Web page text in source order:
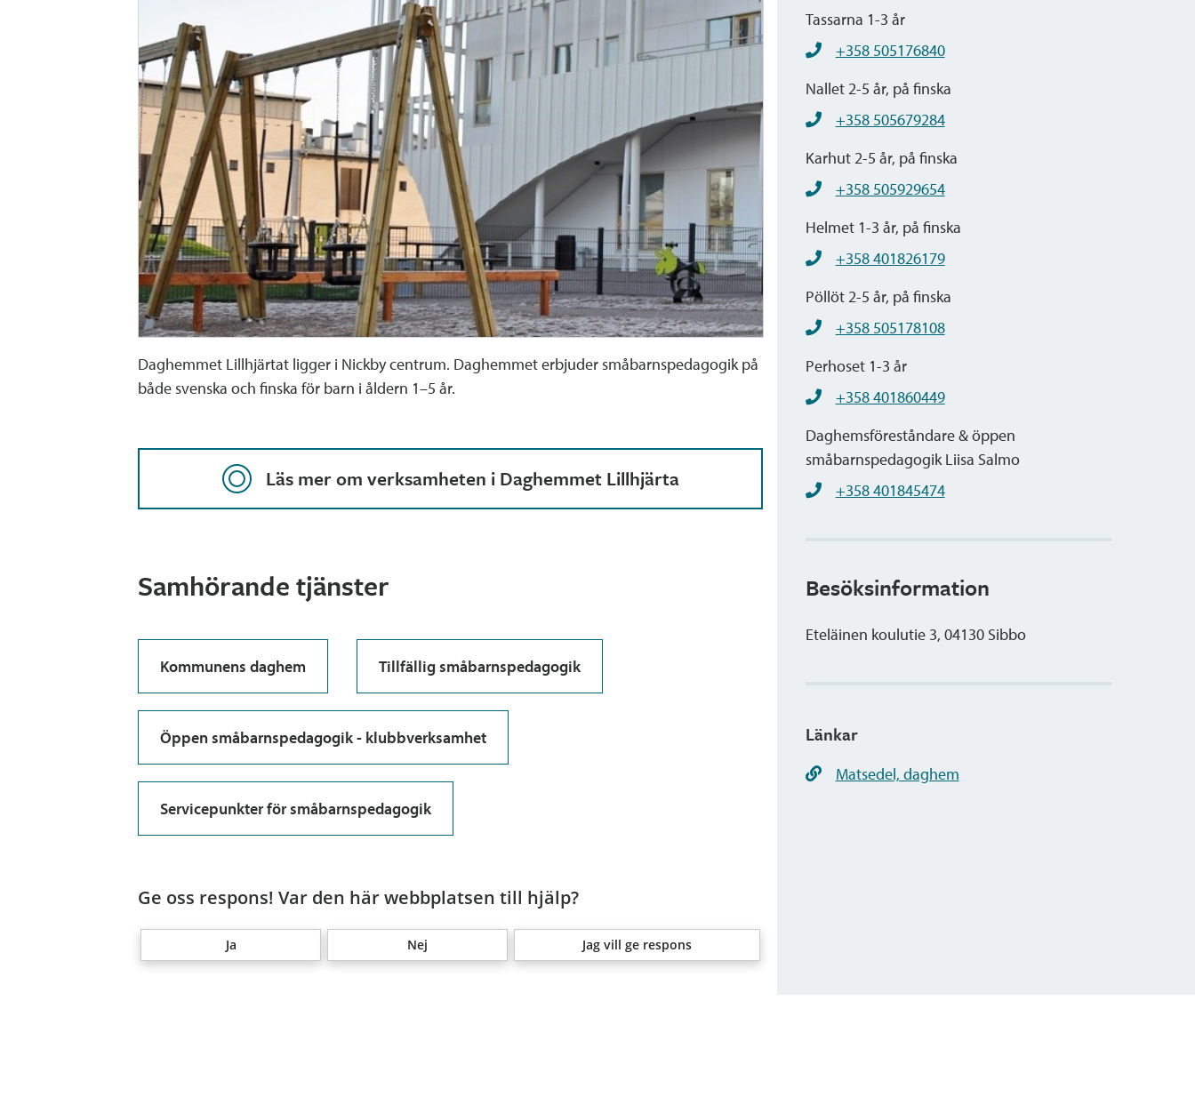
Daghemmet Lillhjärtat ligger i Nickby centrum. Daghemmet erbjuder småbarnspedagogik på
både svenska och finska för barn i åldern 1–5 år.
Läs mer om verksamheten i Daghemmet Lillhjärta
Samhörande tjänster
Kommunens daghem Tillfällig småbarnspedagogik
Öppen småbarnspedagogik - klubbverksamhet
Servicepunkter för småbarnspedagogik
Ge oss respons! Var den här webbplatsen till hjälp?
Ja Nej Jag vill ge respons
Tassarna 1-3 år
+358 505176840
Nallet 2-5 år, på finska
+358 505679284
Karhut 2-5 år, på finska
+358 505929654
Helmet 1-3 år, på finska
+358 401826179
Pöllöt 2-5 år, på finska
+358 505178108
Perhoset 1-3 år
+358 401860449
Daghemsföreståndare & öppen
småbarnspedagogik Liisa Salmo
+358 401845474
Besöksinformation
Eteläinen koulutie 3, 04130 Sibbo
Länkar
Matsedel, daghem